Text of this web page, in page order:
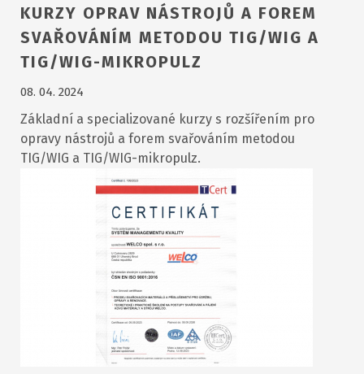
KURZY OPRAV NÁSTROJŮ A FOREM
SVAŘOVÁNÍM METODOU TIG/WIG A
TIG/WIG-MIKROPULZ
08. 04. 2024
Základní a specializované kurzy s rozšířením pro
opravy nástrojů a forem svařováním metodou
TIG/WIG a TIG/WIG-mikropulz.